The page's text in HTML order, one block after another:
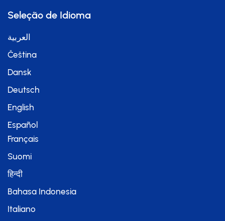
Seleção de Idioma
العربية
Čeština
Dansk
Deutsch
English
Español
Français
Suomi
हिन्दी
Bahasa Indonesia
Italiano